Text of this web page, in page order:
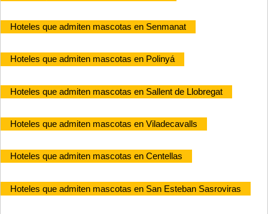
Hoteles que admiten mascotas en Senmanat
Hoteles que admiten mascotas en Polinyá
Hoteles que admiten mascotas en Sallent de Llobregat
Hoteles que admiten mascotas en Viladecavalls
Hoteles que admiten mascotas en Centellas
Hoteles que admiten mascotas en San Esteban Sasroviras